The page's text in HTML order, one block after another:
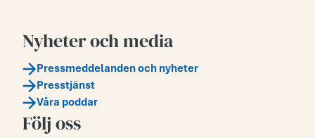
Nyheter och media
Pressmeddelanden och nyheter
Presstjänst
Våra poddar
Följ oss